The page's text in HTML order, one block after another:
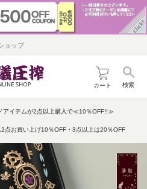
ョップ
カート 検索
アイテムが2点以上購入で≪10％OFF!!≫
2点お買い上げ10％OFF・3点以上は20％OFF